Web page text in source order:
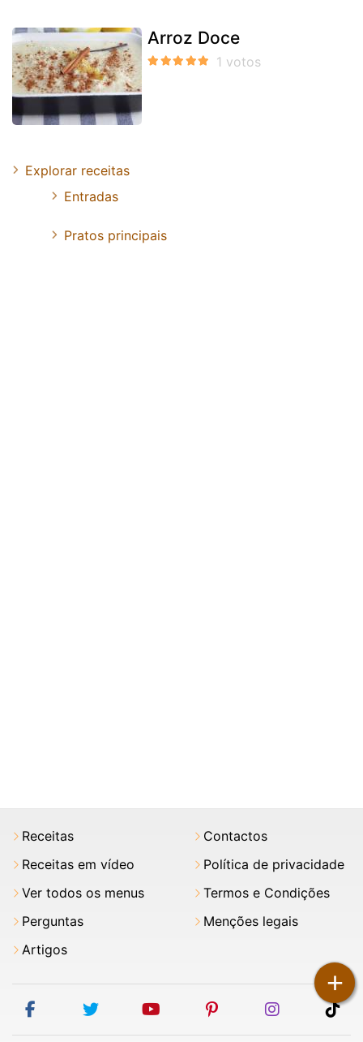
+
Arroz Doce
Explorar receitas
Entradas
Pratos principais
Receitas
Receitas em vídeo
Ver todos os menus
Perguntas
Artigos
Contactos
Política de privacidade
Termos e Condições
Menções legais
facebooktwitter youtubepinterestinstagram